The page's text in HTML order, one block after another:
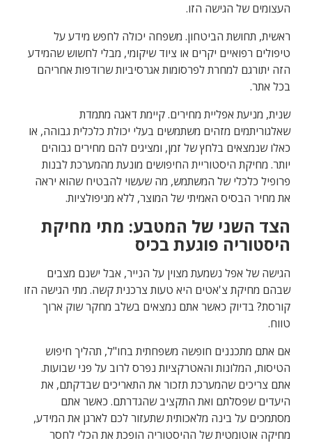
העצומים של הגישה הזו.
ראשית, תחושת הביטחון. משפחה יכולה לחפש מידע על
טיפולים רפואיים יקרים או ציוד שיקומי, מבלי לחשוש שהמידע
הזה יתורגם למחרת לפרסומות אגרסיביות שרודפות אחריהם
בכל אתר.
שנית, מניעת אפליית מחירים. קיימת דאגה מתמדת
שאלגוריתמים מזהים משתמשים בעלי יכולת כלכלית גבוהה, או
כאלו שנמצאים בלחץ של זמן, ומציגים להם מחירים גבוהים
יותר. מחיקת היסטוריית החיפושים מונעת מהמערכת לבנות
פרופיל כלכלי של המשתמש, מה שעשוי להבטיח שהוא יראה
את מחיר הבסיס האמיתי של המוצר, ללא מניפולציות.
הצד השני של המטבע: מתי מחיקת
היסטוריה פוגעת בכיס
הגישה של אפל נשמעת מצוין על הנייר, אבל ישנם מצבים
שבהם מחיקת צ'אטים היא טעות צרכנית קשה. מתי הגישה הזו
קורסת? בדיוק כאשר אתם נמצאים בשלב מחקר שוק ארוך
טווח.
אם אתם מתכננים חופשה משפחתית בחו"ל, תהליך חיפוש
הטיסות, המלונות והאטרקציות נפרס לרוב על פני שבועות.
אתם צריכים שהמערכת תזכור את התאריכים שבדקתם, את
היעדים שפסלתם ואת התקציב שהגדרתם. כאשר אתם
מסתמכים על בינה מלאכותית שתעזור לכם לארגן את המידע,
מחיקה אוטומטית של ההיסטוריה הופכת את הכלי לחסר